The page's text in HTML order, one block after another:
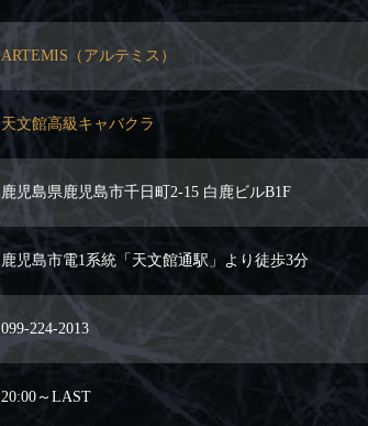
ARTEMIS（アルテミス）
天文館高級キャバクラ
鹿児島県鹿児島市千日町2-15 白鹿ビルB1F
鹿児島市電1系統「天文館通駅」より徒歩3分
099-224-2013
20:00～LAST